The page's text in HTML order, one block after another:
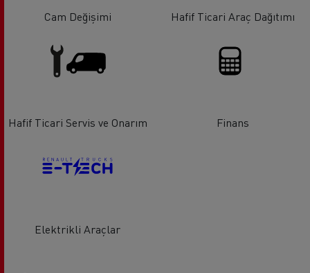
Cam Değişimi Hafif Ticari Araç Dağıtımı
Hafif Ticari Servis ve Onarım Finans
Elektrikli Araçlar